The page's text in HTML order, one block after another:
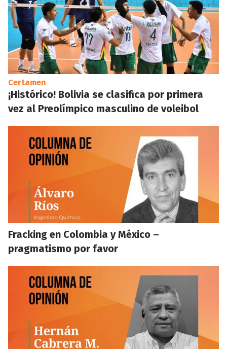
Certamen
¡Histórico! Bolivia se clasifica por primera
vez al Preolímpico masculino de voleibol
Fracking en Colombia y México –
pragmatismo por favor